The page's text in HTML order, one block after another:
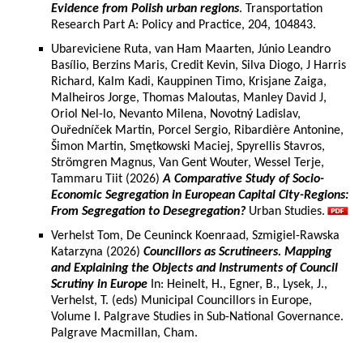
Evidence from Polish urban regions. Transportation
Research Part A: Policy and Practice, 204, 104843.
Ubareviciene Ruta, van Ham Maarten, Júnio Leandro
Basílio, Berzins Maris, Credit Kevin, Silva Diogo, J Harris
Richard, Kalm Kadi, Kauppinen Timo, Krisjane Zaiga,
Malheiros Jorge, Thomas Maloutas, Manley David J,
Oriol Nel-lo, Nevanto Milena, Novotný Ladislav,
Ouředníček Martin, Porcel Sergio, Ribardière Antonine,
Šimon Martin, Smętkowski Maciej, Spyrellis Stavros,
Strömgren Magnus, Van Gent Wouter, Wessel Terje,
Tammaru Tiit (2026)A Comparative Study of Socio-
Economic Segregation in European Capital City-Regions:
From Segregation to Desegregation? Urban Studies.
Verhelst Tom, De Ceuninck Koenraad, Szmigiel-Rawska
Katarzyna (2026) Councillors as Scrutineers. Mapping
and Explaining the Objects and Instruments of Council
Scrutiny in Europe In: Heinelt, H., Egner, B., Lysek, J.,
Verhelst, T. (eds) Municipal Councillors in Europe,
Volume I. Palgrave Studies in Sub-National Governance.
Palgrave Macmillan, Cham.